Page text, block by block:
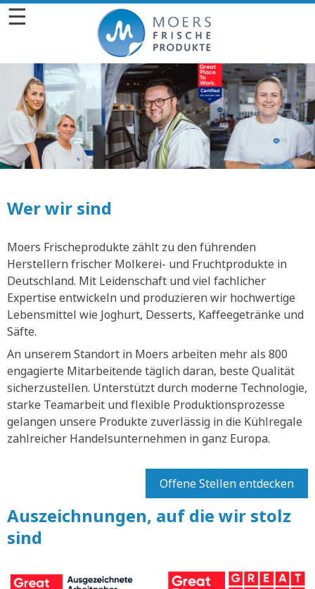
☰
Wer wir sind
Moers Frischeprodukte zählt zu den führenden
Herstellern frischer Molkerei- und Fruchtprodukte in
Deutschland. Mit Leidenschaft und viel fachlicher
Expertise entwickeln und produzieren wir hochwertige
Lebensmittel wie Joghurt, Desserts, Kaffeegetränke und
Säfte.
An unserem Standort in Moers arbeiten mehr als 800
engagierte Mitarbeitende täglich daran, beste Qualität
sicherzustellen. Unterstützt durch moderne Technologie,
starke Teamarbeit und flexible Produktionsprozesse
gelangen unsere Produkte zuverlässig in die Kühlregale
zahlreicher Handelsunternehmen in ganz Europa.
Offene Stellen entdecken
Auszeichnungen, auf die wir stolz
sind